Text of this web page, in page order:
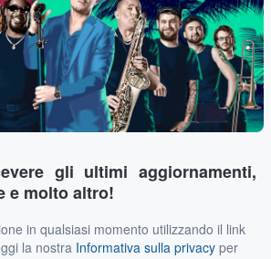
gli ultimi aggiornamenti,
e molto altro!
in qualsiasi momento utilizzando il link
la nostra Informativa sulla privacy per